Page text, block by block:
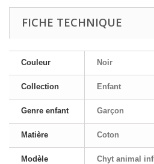
FICHE TECHNIQUE
Couleur Noir
Collection Enfant
Genre enfant Garçon
Matière Coton
Modèle Chyt animal